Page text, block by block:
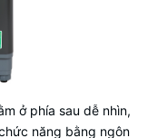
ở phía sau dễ nhìn,
năng bằng ngôn